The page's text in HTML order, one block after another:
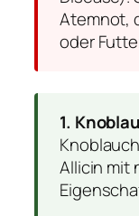
Atemnot,
oder
1.
Allicin mit